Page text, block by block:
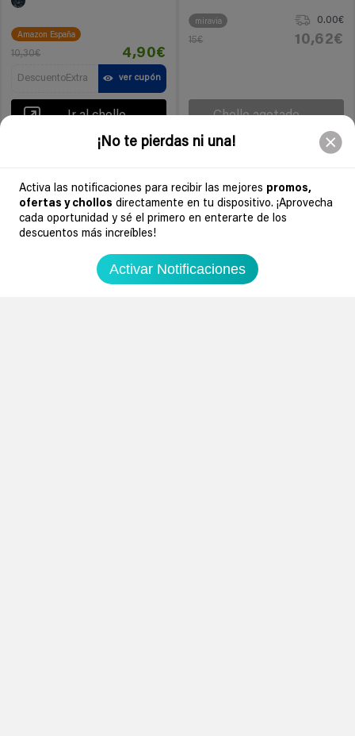
¡No te pierdas ni una!
Activa las notificaciones para recibir las mejores promos,
ofertas y chollos directamente en tu dispositivo. ¡Aprovecha
cada oportunidad y sé el primero en enterarte de los
descuentos más increíbles!
Activar Notificaciones
Amazon España
10,30€ 4,90€
DescuentoExtra ver cupón
Ir al chollo
miravia
0.00€
15€
10,62€
Chollo agotado